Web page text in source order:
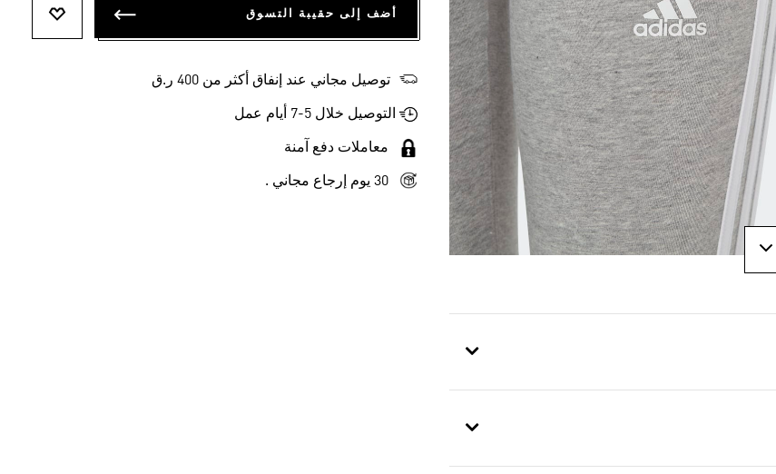
أضف إلى حقيبة التسوق
توصيل مجاني عند إنفاق أكثر من 400 ر.ق
التوصيل خلال 5-7 أيام عمل
معاملات دفع آمنة
30 يوم إرجاع مجاني .